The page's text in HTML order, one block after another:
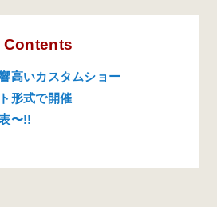
Contents
高いカスタムショー
形式で開催
〜!!